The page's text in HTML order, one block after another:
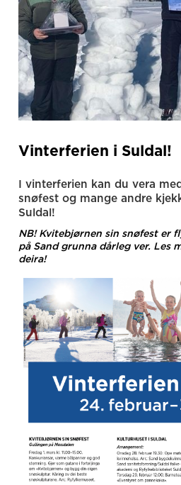
Vinterferien i Suldal!
I vinterferien kan du vera
snøfest og mange andre
Suldal!
NB! Kvitebjørnen sin snøfest er
på Sand grunna dårleg ver. Les
deira!